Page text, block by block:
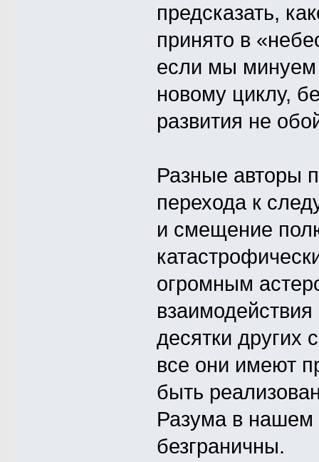
предсказать,
принято в
если мы
новому циклу,
развития не
Разные авторы
перехода к
и смещение
огромным
десятки других
все они имеют
быть
Разума в нашем
безграничны.